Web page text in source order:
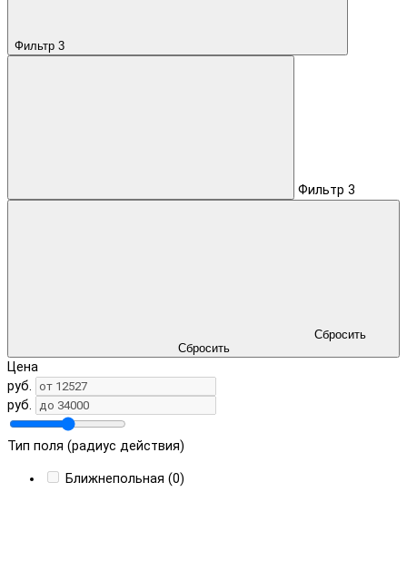
Фильтр 3
Фильтр 3
Сбросить
Сбросить
Цена
руб.
руб.
Тип поля (радиус действия)
Ближнепольная (0)